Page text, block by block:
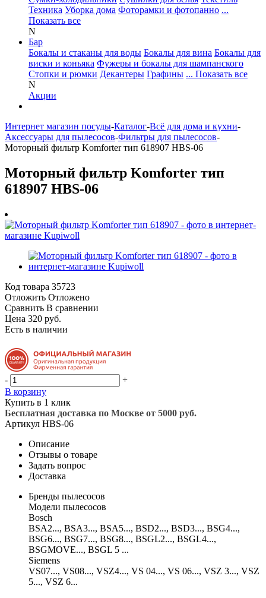
Техника Уборка дома Фоторамки и фотопанно ...
Показать все
N
Бар
Бокалы и стаканы для воды Бокалы для вина Бокалы для
виски и коньяка Фужеры и бокалы для шампанского
Стопки и рюмки Декантеры Графины ... Показать все
N
Акции
Интернет магазин посуды-Каталог-Всё для дома и кухни-
Аксессуары для пылесосов-Фильтры для пылесосов-
Моторный фильтр Komforter тип 618907 HBS-06
Моторный фильтр Komforter тип
618907 HBS-06
Код товара 35723
Отложить Отложено
Сравнить В сравнении
Цена 320 руб.
Есть в наличии
-
+
В корзину
Купить в 1 клик
Бесплатная доставка по Москве от 5000 руб.
Артикул HBS-06
Описание
Отзывы о товаре
Задать вопрос
Доставка
Бренды пылесосов
Модели пылесосов
Bosch
BSA2..., BSA3..., BSA5..., BSD2..., BSD3..., BSG4...,
BSG6..., BSG7..., BSG8..., BSGL2..., BSGL4...,
BSGMOVE..., BSGL 5 ...
Siemens
VS07..., VS08..., VSZ4..., VS 04..., VS 06..., VSZ 3..., VSZ
5..., VSZ 6...